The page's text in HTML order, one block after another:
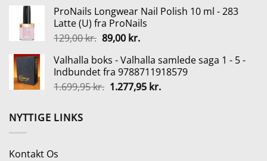
var:
50,00 kr..
er:
37,50 kr..
ProNails Longwear Nail Polish 10 ml - 283
Latte (U) fra ProNails
129,00kr. Den
pris
var:
129,00 kr..
89,00 kr.Den
pris
er:
89,00 kr..
Valhalla boks - Valhalla samlede saga 1 - 5 -
Indbundet fra 9788711918579
1.699,95kr. Den
1.277,95 kr.Den
NYTTIGE LINKS
Kontakt Os